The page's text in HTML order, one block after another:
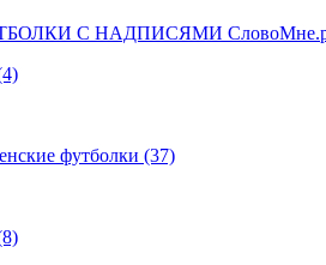
С НАДПИСЯМИ
футболки (37)